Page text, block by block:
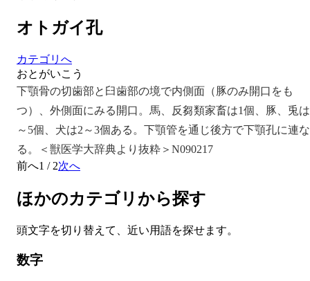
オトガイ孔
カテゴリへ
おとがいこう
下顎骨の切歯部と臼歯部の境で内側面（豚のみ開口をも
つ）、外側面にみる開口。馬、反芻類家畜は1個、豚、兎
～5個、犬は2～3個ある。下顎管を通じ後方で下顎孔に連な
る。＜獣医学大辞典より抜粋＞N090217
前へ1 / 2次へ
ほかのカテゴリから探す
頭文字を切り替えて、近い用語を探せます。
数字